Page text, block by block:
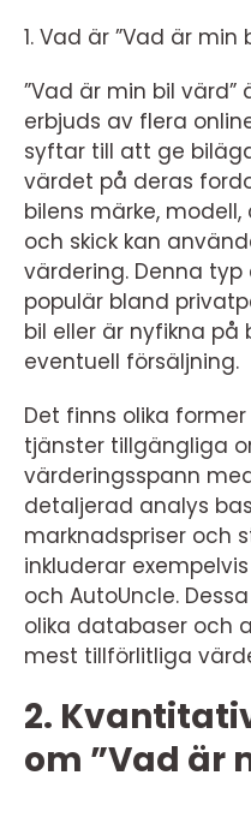
1. Vad är ”Vad är min
”Vad är min bil
erbjuds av flera
syftar till att ge
värdet på deras
bilens märke,
och skick kan
värdering. Denna
populär bland
bil eller är nyfikna på
eventuell försäljning.
Det finns olika
tjänster tillgängliga
värderingsspann
detaljerad analys
marknadspriser och
inkluderar
och AutoUncle.
olika databaser och
mest tillförlitliga
2.
om ”Vad är